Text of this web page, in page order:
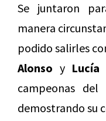
Se juntaron
manera
podido salirles
Alonso y Lucía
campeonas del
demostrando su